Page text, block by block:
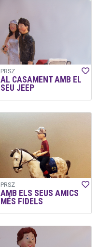
PRSZ
AL CASAMENT AMB EL
SEU JEEP
PRSZ
AMB ELS SEUS AMICS
MÉS FIDELS